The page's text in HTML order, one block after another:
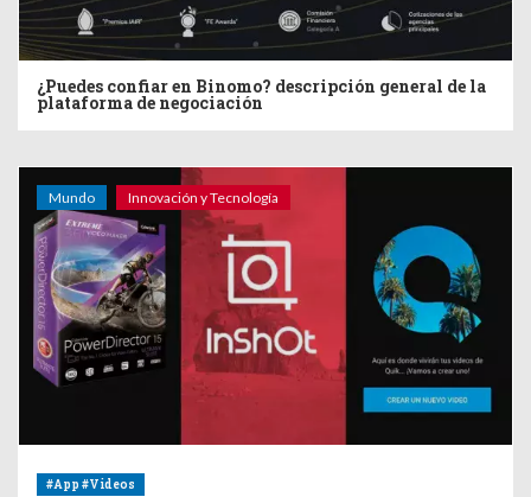
¿Puedes confiar en Binomo? descripción general de la
plataforma de negociación
Mundo Innovación y Tecnología
#App #Videos